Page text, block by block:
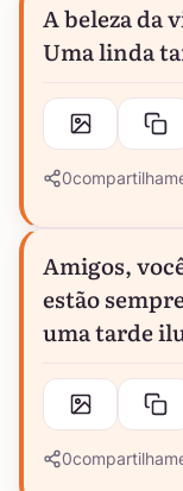
A beleza da
Uma linda
0
Amigos,
estão
uma tarde
0